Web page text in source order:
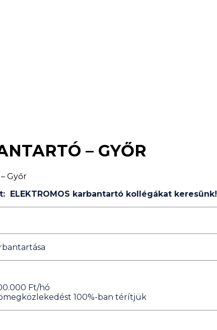
– GYŐR
Győr
karbantartó kollégákat keresünk!
Ft/hó
100%-ban térítjük